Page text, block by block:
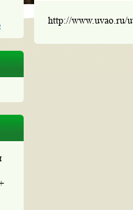
http://www.uvao.ru/